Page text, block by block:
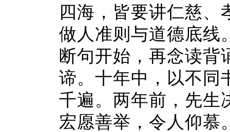
四海，皆要讲仁慈、
做人准则与道德底线
断句开始，再念读背
谛。十年中，以不同
千遍。两年前，先生
宏愿善举，令人仰慕